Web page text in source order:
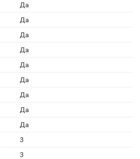
Да
Да
Да
Да
Да
Да
Да
Да
Да
3
3